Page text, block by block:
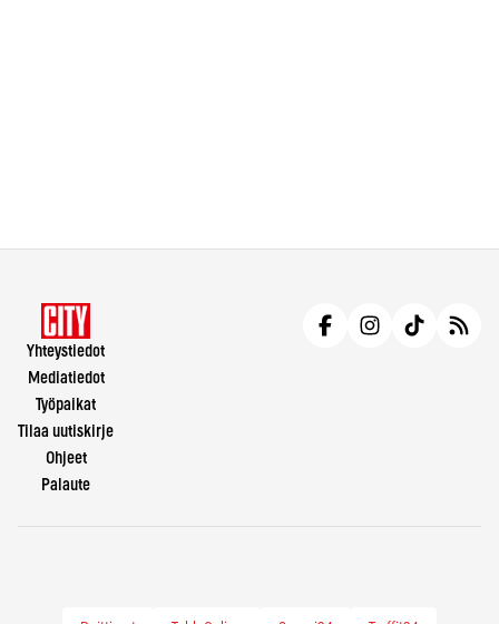
Yhteystiedot
Mediatiedot
Työpaikat
Tilaa uutiskirje
Ohjeet
Palaute